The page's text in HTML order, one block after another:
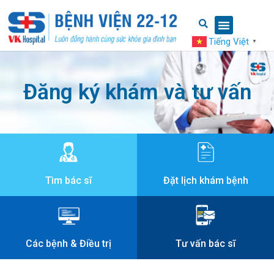
Tiếng Việt ▼
Đăng ký khám và tư vấn
Tìm bác sĩ Đặt lịch khám bệnh
Các bệnh & Điều trị Tư vấn bác sĩ